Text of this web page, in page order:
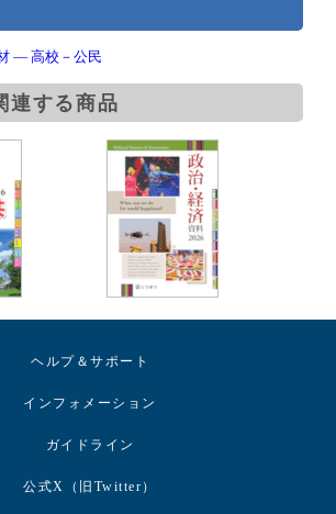
― 高校－公民
連する商品
ヘルプ＆サポート
インフォメーション
ガイドライン
公式X（旧Twitter）